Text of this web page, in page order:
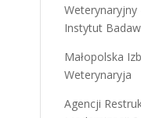
Instytut
Małopolska
Weterynaryja
Agencji